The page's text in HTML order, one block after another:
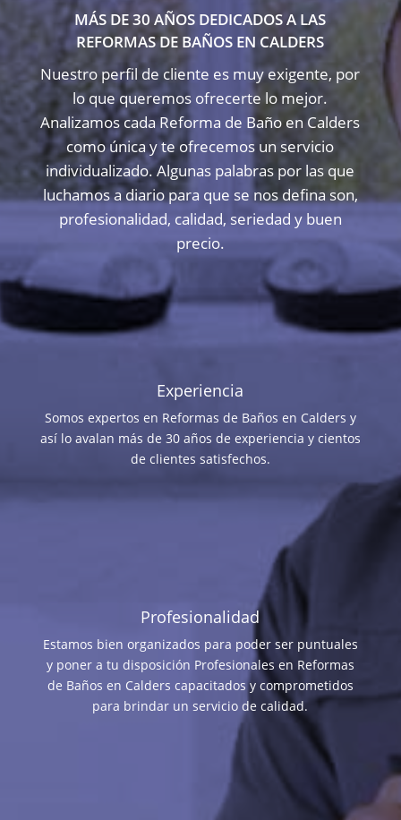
MÁS DE 30 AÑOS DEDICADOS A LAS
REFORMAS DE BAÑOS EN CALDERS
Nuestro perfil de cliente es muy exigente, por
lo que queremos ofrecerte lo mejor.
Analizamos cada Reforma de Baño en Calders
como única y te ofrecemos un servicio
individualizado. Algunas palabras por las que
luchamos a diario para que se nos defina son,
profesionalidad, calidad, seriedad y buen
precio.
Experiencia
Somos expertos en Reformas de Baños en Calders y
así lo avalan más de 30 años de experiencia y cientos
de clientes satisfechos.
Profesionalidad
Estamos bien organizados para poder ser puntuales
y poner a tu disposición Profesionales en Reformas
de Baños en Calders capacitados y comprometidos
para brindar un servicio de calidad.